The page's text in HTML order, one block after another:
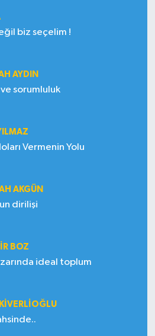
biz seçelim !
AYDIN
Gençlik ve sorumluluk
Vermenin Yolu
AKGÜN
dirilişi
BOZ
ideal toplum